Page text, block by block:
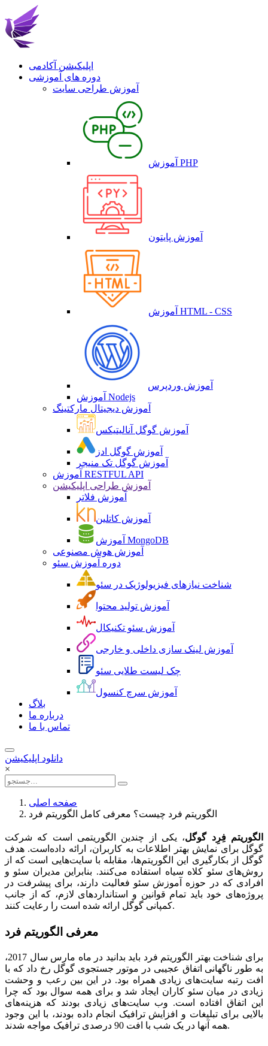
اپلیکیشن آکادمی
دوره های آموزشی
آموزش طراحی سایت
آموزش PHP
آموزش پایتون
آموزش HTML - CSS
آموزش وردپرس
آموزش Nodejs
آموزش دیجیتال مارکتینگ
آموزش گوگل آنالیتیکس
آموزش گوگل ادز
آموزش گوگل تک منیجر
آموزش RESTFUL API
آموزش طراحی اپلیکیشن
آموزش فلاتر
آموزش کاتلین
آموزش MongoDB
آموزش هوش مصنوعی
دوره آموزش سئو
شناخت نیازهای فیزیولوژیک در سئو
آموزش تولید محتوا
آموزش سئو تکنیکال
آموزش لینک سازی داخلی و خارجی
چک لیست طلایی سئو
آموزش سرچ کنسول
بلاگ
درباره ما
تماس با ما
دانلود اپلیکیشن
×
صفحه اصلی
الگوریتم فرد چیست؟ معرفی کامل الگوریتم فرد
الگوریتم فِرِد گوگل، یکی از چندین الگوریتمی است که شرکت
گوگل برای نمایش بهتر اطلاعات به کاربران، ارائه داده‌است. هدف
گوگل از بکارگیری این الگوریتم‌ها، مقابله با سایت‌هایی است که از
روش‌های سئو کلاه سیاه استفاده می‌کنند. بنابراین مدیران سئو و
افرادی که در حوزه آموزش سئو فعالیت دارند، برای پیشرفت در
پروژه‌های خود باید تمام قوانین و استانداردهای لازم، که از جانب
کمپانی گوگل ارائه شده است را رعایت کنند.
معرفی الگوریتم فرد
برای شناخت بهتر الگوریتم فرد باید بدانید در ماه مارس سال 2017،
به طور ناگهانی اتفاق عجیبی در موتور جستجوی گوگل رخ داد که با
افت رتبه سایت‌های زیادی همراه بود. در این بین رعب و وحشت
زیادی در میان سئو کاران ایجاد شد و برای همه سوال بود که چرا
این اتفاق افتاده است. وب سایت‌های زیادی بودند که هزینه‌های
بالایی برای تبلیغات و افزایش ترافیک انجام داده بودند، با این وجود
همه آنها در یک شب با افت 90 درصدی ترافیک مواجه شدند.